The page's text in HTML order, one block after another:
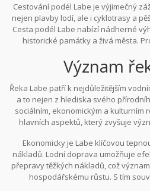
Cestování podél Labe je výjimečný
nejen plavby lodí, ale i cyklotrasy a
Cesta podél Labe nabízí nádherné
historické památky a živá města.
Význam
Řeka Labe patří k nejdůležitějším
a to nejen z hlediska svého
sociálním, ekonomickým a kulturním
hlavních aspektů, který zvyšuje
hlavní obchodní cesta, spojující
Evropy. Touto řekou putovaly zboží
dalších produktů. Dodnes jsou na
viditelné stopy této bohaté
Ekonomicky je Labe klíčovou
nákladů. Lodní doprava umožňuje
přepravy těžkých nákladů, což
hospodářskému růstu. S tím